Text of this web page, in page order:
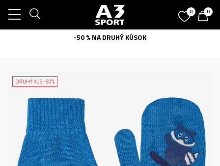
0 0
-50 % NA DRUHÝ KÚSOK
DRUHÝ KUS -50%